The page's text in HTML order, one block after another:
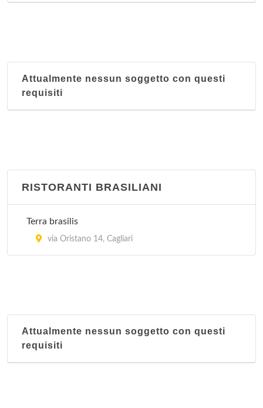
Attualmente nessun soggetto con questi
requisiti
RISTORANTI BRASILIANI
Terra brasilis
via Oristano 14, Cagliari
Attualmente nessun soggetto con questi
requisiti